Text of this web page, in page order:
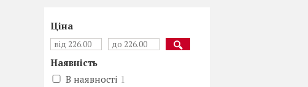
Ціна
Наявність
В наявності 1